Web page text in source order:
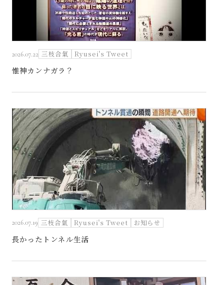
2026.07.22 三枝合氣 Ryusei's Tweet
惟神カンナガラ？
2026.07.19 三枝合氣 Ryusei's Tweet お知らせ
長かったトンネル生活